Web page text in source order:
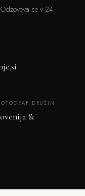
se v 24
DRUŽIN
&